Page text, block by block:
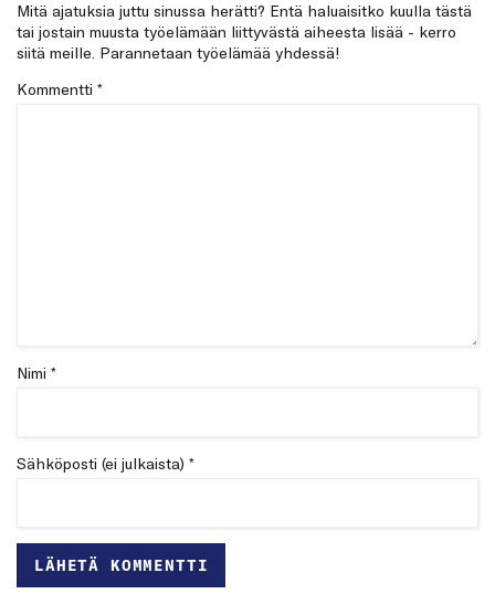
Mitä ajatuksia juttu sinussa herätti? Entä haluaisitko kuulla tästä
tai jostain muusta työelämään liittyvästä aiheesta lisää - kerro
siitä meille. Parannetaan työelämää yhdessä!
Kommentti *
Nimi *
Sähköposti (ei julkaista) *